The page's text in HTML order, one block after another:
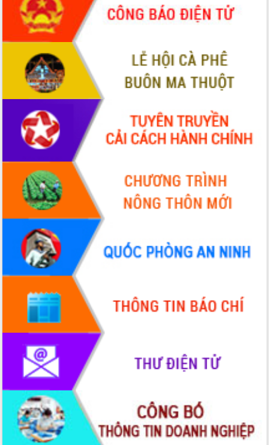
tại Trung tâm Phục vụ hành chính
công tỉnh
Đắk Lắk: Tôn vinh 46 giải pháp tại Hội
thi Sáng tạo Kỹ thuật 2024 - 2025
Đắk Lắk rà soát, điều chỉnh Đề án 190
về phát triển nuôi trồng thủy sản
Phó Chủ tịch UBND tỉnh Đắk Lắk
Trương Công Thái kiểm tra thực địa
Dự án cao tốc Khánh Hòa - Buôn Ma
Thuột
Định vị cà phê Việt Nam như một “di
sản sống” trong dòng chảy toàn cầu
Xây dựng nông thôn mới: Nâng cao đời
sống người dân từ những mô hình thiết
thực
Quyết liệt tháo gỡ vướng mắc, đẩy
nhanh tiến độ các dự án trọng điểm
trong Khu kinh tế Nam Phú Yên
Hòn Yến phát triển du lịch gắn với bảo
tồn biển
Lấy ý kiến điều chỉnh Quy hoạch tỉnh
Đắk Lắk thời kỳ 2021-2030, tầm nhìn
đến năm 2050
Phát động chiến dịch 30 ngày đêm
giải phóng mặt bằng Tuyến đường bộ
ven biển
Đắk Lắk nỗ lực thúc đẩy tăng trưởng
kinh tế từ 10% trở lên trong Quý
II/2026
Đắk Lắk ký kết thỏa thuận hợp tác về
chuyển đổi số giai đoạn 2026 – 2030
với Tập đoàn Bưu chính Viễn thông
Việt Nam
Thứ trưởng Bộ Y tế làm việc với tỉnh